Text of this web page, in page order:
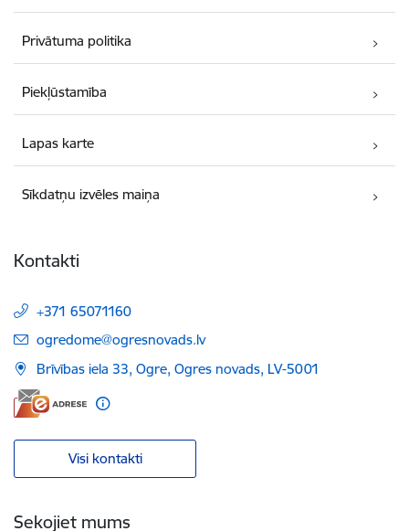
Privātuma politika
Piekļūstamība
Lapas karte
Sīkdatņu izvēles maiņa
Kontakti
+371 65071160
E-pasts:
ogredome@ogresnovads.lv
Brīvības iela 33, Ogre, Ogres novads, LV-5001
Visi kontakti
Sekojiet mums